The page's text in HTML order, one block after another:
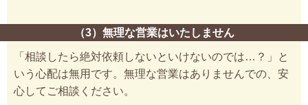
（3）無理な営業はいたしません
「相談したら絶対依頼しないといけないのでは…？」と
いう心配は無用です。無理な営業はありませんでの、安
心してご相談ください。